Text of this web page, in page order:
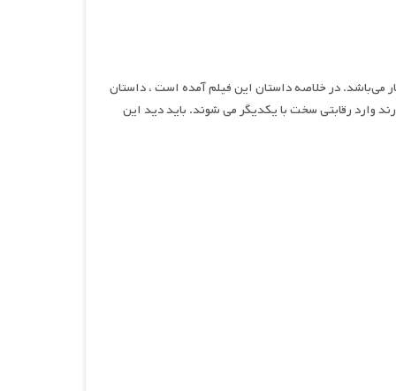
به کارگردانی آناند شانکار می‌باشد. در خلاصه داستان این فیلم آمده است ، داستان
وارد رقابتی سخت با یکدیگر می شوند. باید دید این